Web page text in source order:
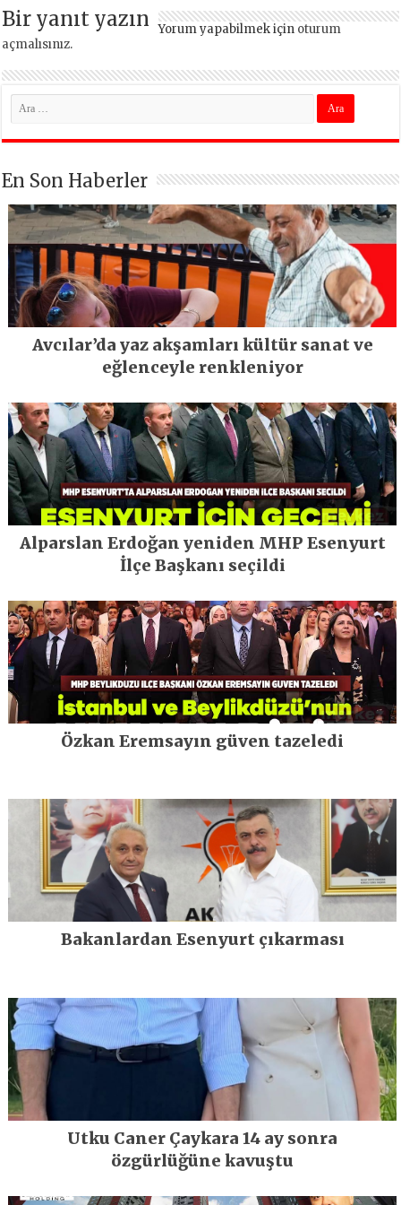
Bir yanıt yazın Yorum yapabilmek için oturum
açmalısınız.
En Son Haberler
Avcılar’da yaz akşamları kültür sanat ve
eğlenceyle renkleniyor
Alparslan Erdoğan yeniden MHP Esenyurt
İlçe Başkanı seçildi
Özkan Eremsayın güven tazeledi
Bakanlardan Esenyurt çıkarması
Utku Caner Çaykara 14 ay sonra
özgürlüğüne kavuştu